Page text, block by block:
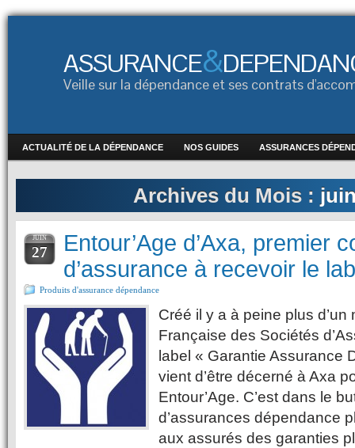
ASSURANCE&
Veille sur la dépendance et ses contrats
ACTUALITÉ DE LA DÉPENDANCE NOS GUIDES ASSURANCES
Archives du Mois :
JUIN
27
Entour’Age d’Axa, premier
d’assurance à recevoir le
Produits d'assurance dépendance
Créé il y a à peine plus
Française des Sociétés
label « Garantie Assurance
vient d’être décerné à Axa
Entour’Age. C’est dans le
d’assurances dépendance
aux assurés des garanties